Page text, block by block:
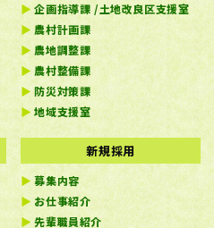
企画指導課 /土地改良区支援室
農村計画課
農地調整課
農村整備課
防災対策課
地域支援室
新規採用
募集内容
お仕事紹介
先輩職員紹介